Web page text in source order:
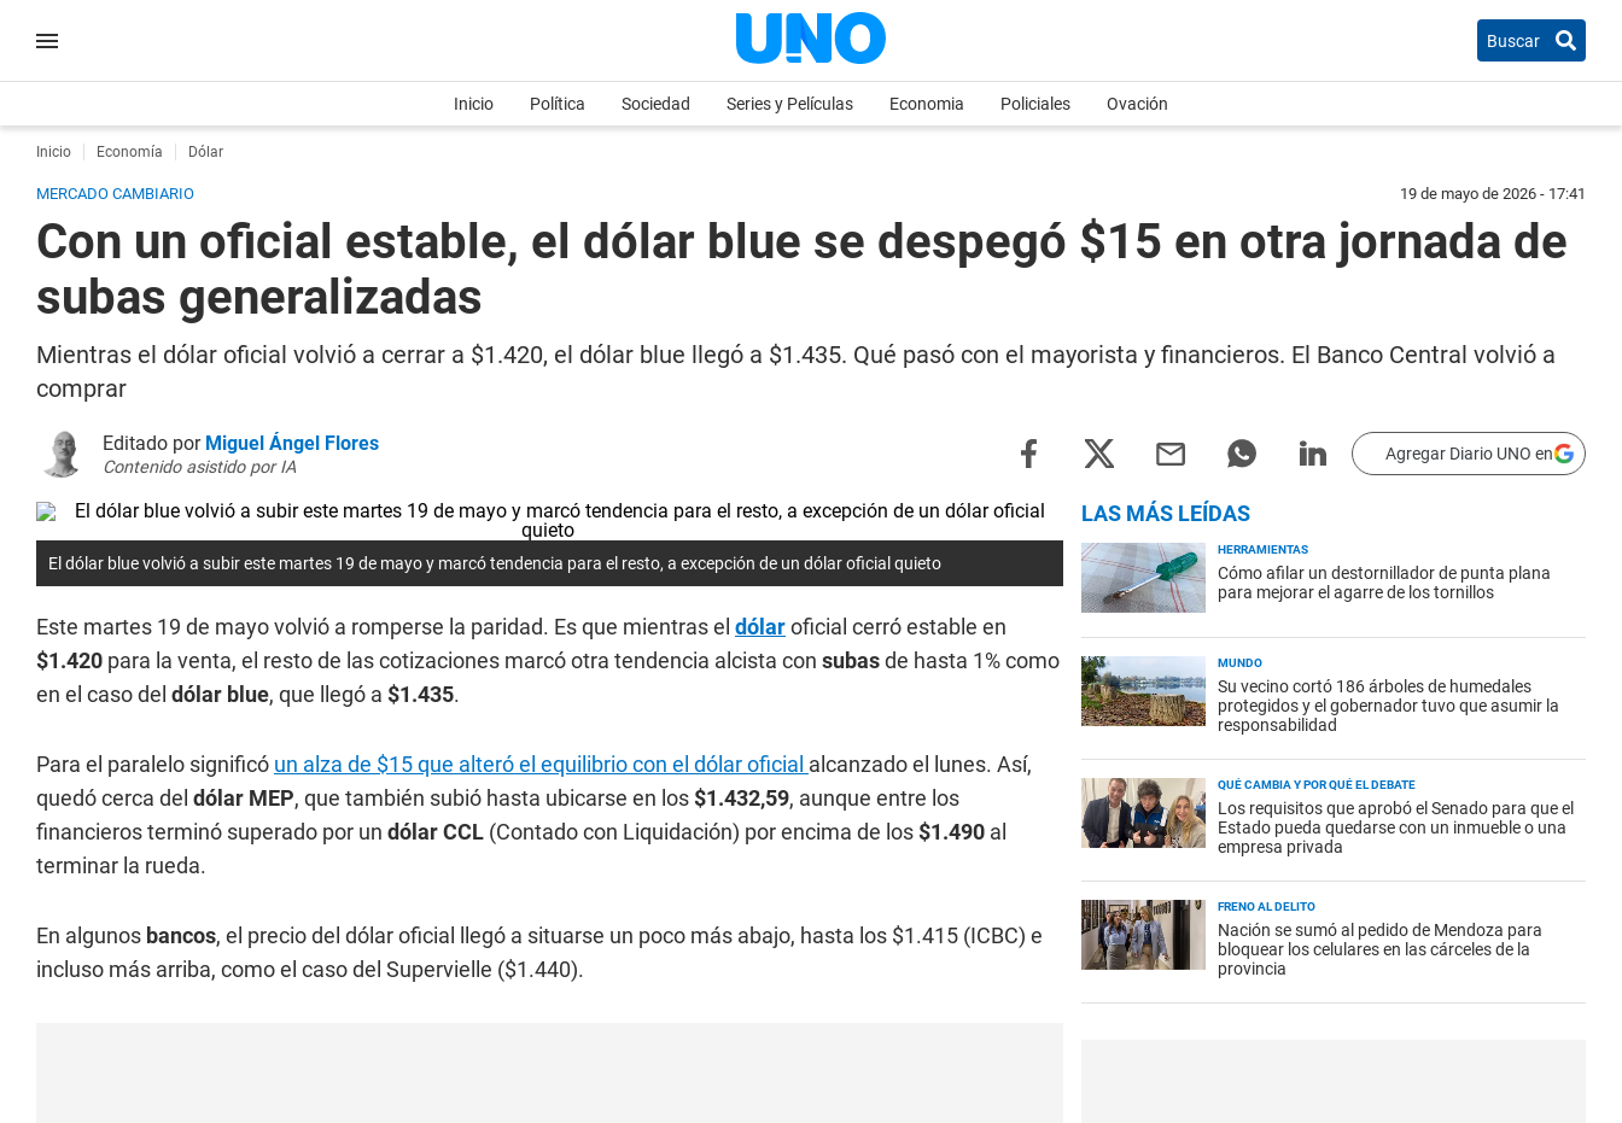
Buscar
Inicio Política Sociedad Series y Películas Economia Policiales Ovación
Inicio Economía Dólar
MERCADO CAMBIARIO 19 de mayo de 2026 - 17:41
Con un oficial estable, el dólar blue se despegó $15 en otra jornada de
subas generalizadas
Mientras el dólar oficial volvió a cerrar a $1.420, el dólar blue llegó a $1.435. Qué pasó con el mayorista y financieros. El Banco Central volvió a
comprar
Editado por Miguel Ángel Flores
Contenido asistido por IA
Agregar Diario UNO en
El dólar blue volvió a subir este martes 19 de mayo y marcó tendencia para el resto, a excepción de un dólar oficial quieto
Este martes 19 de mayo volvió a romperse la paridad. Es que mientras el dólaroficial cerró estable en
$1.420 para la venta, el resto de las cotizaciones marcó otra tendencia alcista con subasde hasta 1% como
en el caso del dólar blue, que llegó a $1.435.
Para el paralelo significó un alza de $15 que alteró el equilibrio con el dólar oficial alcanzado el lunes. Así,
quedó cerca del dólar MEP, que también subió hasta ubicarse en los $1.432,59, aunque entre los
financieros terminó superado por un dólar CCL (Contado con Liquidación) por encima de los $1.490 al
terminar la rueda.
En algunos bancos, el precio del dólar oficial llegó a situarse un poco más abajo, hasta los $1.415 (ICBC) e
incluso más arriba, como el caso del Supervielle ($1.440).
LAS MÁS LEÍDAS
HERRAMIENTAS
Cómo afilar un destornillador de punta plana
para mejorar el agarre de los tornillos
MUNDO
Su vecino cortó 186 árboles de humedales
protegidos y el gobernador tuvo que asumir la
responsabilidad
QUÉ CAMBIA Y POR QUÉ EL DEBATE
Los requisitos que aprobó el Senado para que el
Estado pueda quedarse con un inmueble o una
empresa privada
FRENO AL DELITO
Nación se sumó al pedido de Mendoza para
bloquear los celulares en las cárceles de la
provincia